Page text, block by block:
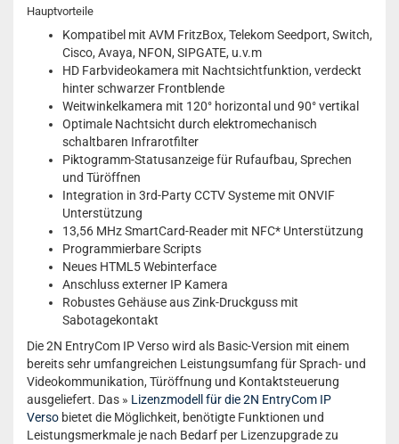
Hauptvorteile
Kompatibel mit AVM FritzBox, Telekom Seedport, Switch,
Cisco, Avaya, NFON, SIPGATE, u.v.m
HD Farbvideokamera mit Nachtsichtfunktion, verdeckt
hinter schwarzer Frontblende
Weitwinkelkamera mit 120° horizontal und 90° vertikal
Optimale Nachtsicht durch elektromechanisch
schaltbaren Infrarotfilter
Piktogramm-Statusanzeige für Rufaufbau, Sprechen
und Türöffnen
Integration in 3rd-Party CCTV Systeme mit ONVIF
Unterstützung
13,56 MHz SmartCard-Reader mit NFC* Unterstützung
Programmierbare Scripts
Neues HTML5 Webinterface
Anschluss externer IP Kamera
Robustes Gehäuse aus Zink-Druckguss mit
Sabotagekontakt
Die 2N EntryCom IP Verso wird als Basic-Version mit einem
bereits sehr umfangreichen Leistungsumfang für Sprach- und
Videokommunikation, Türöffnung und Kontaktsteuerung
ausgeliefert. Das » Lizenzmodell für die 2N EntryCom IP
Verso bietet die Möglichkeit, benötigte Funktionen und
Leistungsmerkmale je nach Bedarf per Lizenzupgrade zu